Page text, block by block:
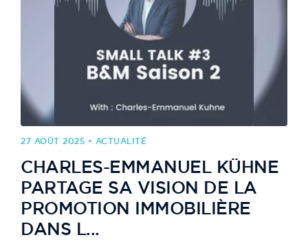
27 AOÛT 2025 • ACTUALITÉ
CHARLES-EMMANUEL KÜHNE
PARTAGE SA VISION DE LA
PROMOTION IMMOBILIÈRE
DANS L...